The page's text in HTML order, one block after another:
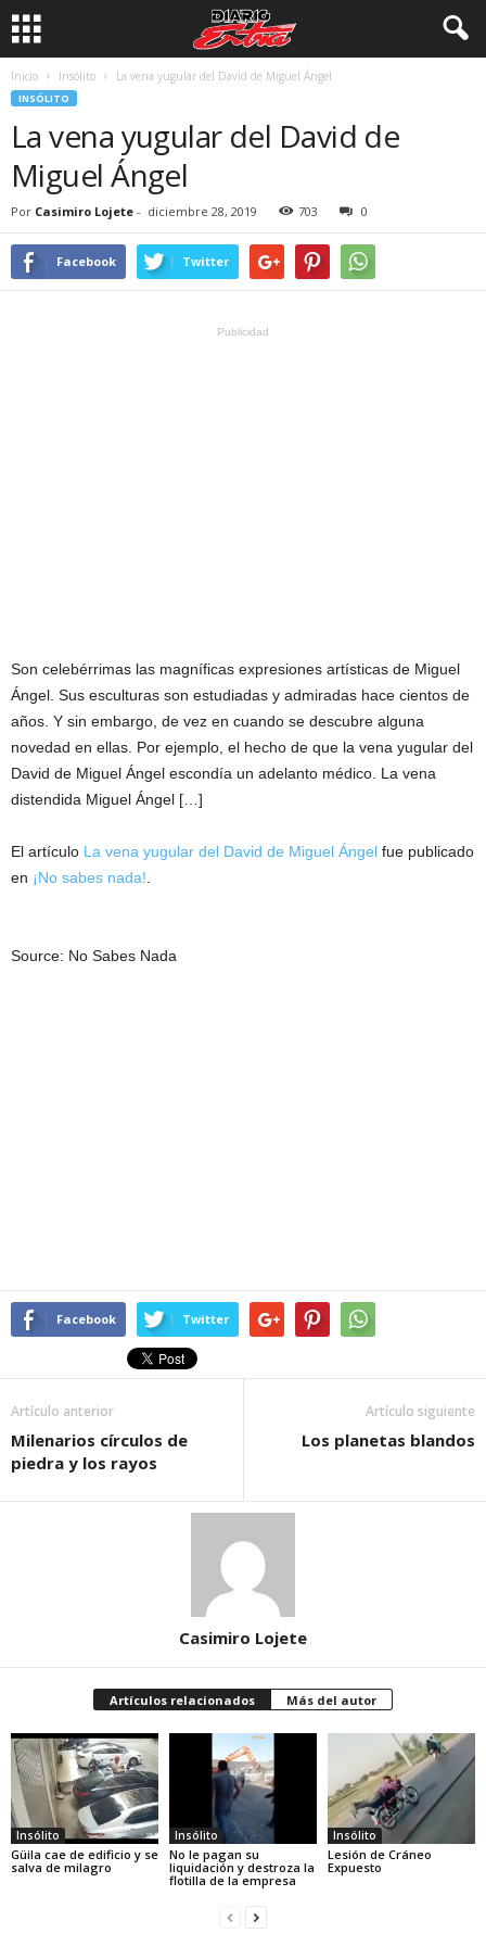
Inicio Insólito La vena yugular del David de Miguel Ángel
INSÓLITO
La vena yugular del David de
Miguel Ángel
Por Casimiro Lojete - diciembre 28, 2019 703 0
Facebook Twitter
Publicidad
Son celebérrimas las magníficas expresiones artísticas de Miguel
Ángel. Sus esculturas son estudiadas y admiradas hace cientos de
años. Y sin embargo, de vez en cuando se descubre alguna
novedad en ellas. Por ejemplo, el hecho de que la vena yugular del
David de Miguel Ángel escondía un adelanto médico. La vena
distendida Miguel Ángel […]
El artículo La vena yugular del David de Miguel Ángel fue publicado
en ¡No sabes nada!
Source: No Sabes Nada
Facebook Twitter
Artículo anterior
Milenarios círculos de
piedra y los rayos
Artículo siguiente
Los planetas blandos
Casimiro Lojete
Artículos relacionados Más del autor
Insólito
Güila cae de edificio y se
salva de milagro
Insólito
No le pagan su
liquidación y destroza la
flotilla de la empresa
Insólito
Lesión de Cráneo
Expuesto